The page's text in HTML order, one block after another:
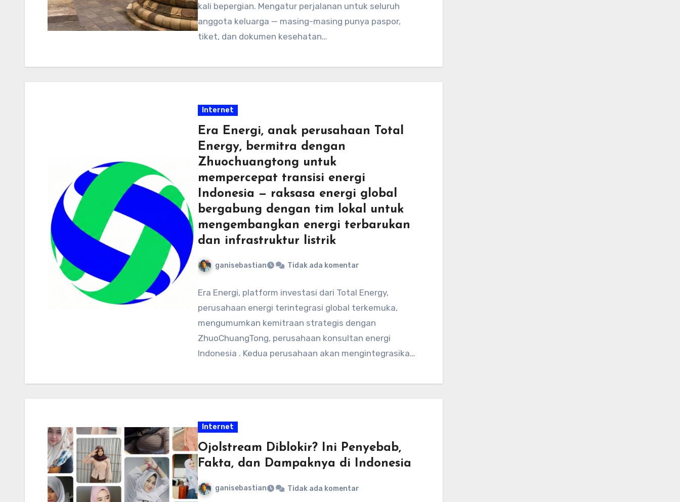
kali bepergian. Mengatur perjalanan untuk seluruh
anggota keluarga — masing-masing punya paspor,
tiket, dan dokumen kesehatan…
Internet
Era Energi, anak perusahaan Total
Energy, bermitra dengan
Zhuochuangtong untuk
mempercepat transisi energi
Indonesia — raksasa energi global
bergabung dengan tim lokal untuk
mengembangkan energi terbarukan
dan infrastruktur listrik
ganisebastian Tidak ada komentar
Era Energi, platform investasi dari Total Energy,
perusahaan energi terintegrasi global terkemuka,
mengumumkan kemitraan strategis dengan
ZhuoChuangTong, perusahaan konsultan energi
Indonesia . Kedua perusahaan akan mengintegrasikan
Internet
Ojolstream Diblokir? Ini Penyebab,
Fakta, dan Dampaknya di Indonesia
ganisebastian Tidak ada komentar